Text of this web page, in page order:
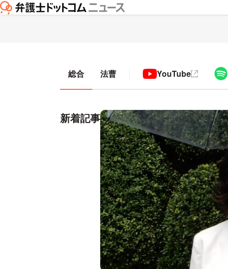
総合 法曹 YouTube
新着記事ニュースの新着順一覧